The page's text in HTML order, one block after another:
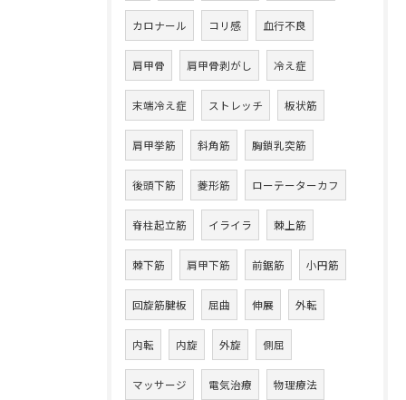
カロナール コリ感 血行不良
肩甲骨 肩甲骨剥がし 冷え症
末端冷え症 ストレッチ 板状筋
肩甲挙筋 斜角筋 胸鎖乳突筋
後頭下筋 菱形筋 ローテーターカフ
脊柱起立筋 イライラ 棘上筋
棘下筋 肩甲下筋 前鋸筋 小円筋
回旋筋腱板 屈曲 伸展 外転
内転 内旋 外旋 側屈
マッサージ 電気治療 物理療法